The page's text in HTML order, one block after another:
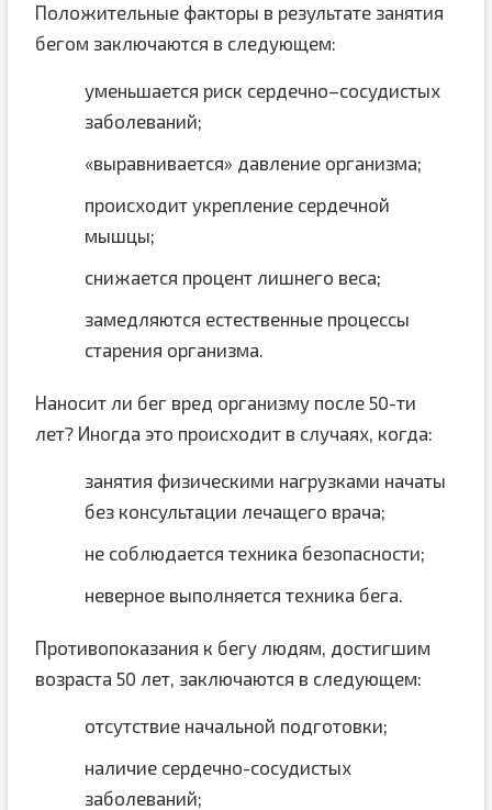
Положительные факторы в результате занятия
бегом заключаются в следующем:
уменьшается риск сердечно–сосудистых
заболеваний;
«выравнивается» давление организма;
происходит укрепление сердечной
мышцы;
снижается процент лишнего веса;
замедляются естественные процессы
старения организма.
Наносит ли бег вред организму после 50-ти
лет? Иногда это происходит в случаях, когда:
занятия физическими нагрузками начаты
без консультации лечащего врача;
не соблюдается техника безопасности;
неверное выполняется техника бега.
Противопоказания к бегу людям, достигшим
возраста 50 лет, заключаются в следующем:
отсутствие начальной подготовки;
наличие сердечно-сосудистых
заболеваний;